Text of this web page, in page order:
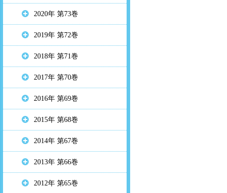
2020年 第73巻
2019年 第72巻
2018年 第71巻
2017年 第70巻
2016年 第69巻
2015年 第68巻
2014年 第67巻
2013年 第66巻
2012年 第65巻